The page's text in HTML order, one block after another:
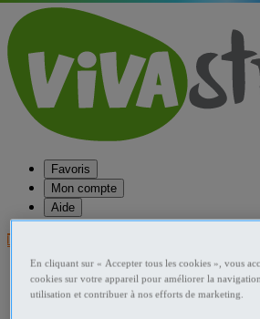
Favoris
Mon compte
Aide
Publier une annonce
Favoris
Publier une annonce
En cliquant sur « Accepter tous les cookies », vous
cookies sur votre appareil pour améliorer la
utilisation et contribuer à nos efforts de marketing.